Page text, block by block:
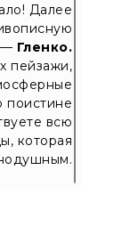
Далее
— Гленко.
пейзажи,
поистине
всю
которая